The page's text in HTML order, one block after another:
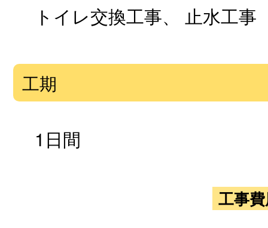
トイレ交換工事、 止水工事
工期
1日間
工事